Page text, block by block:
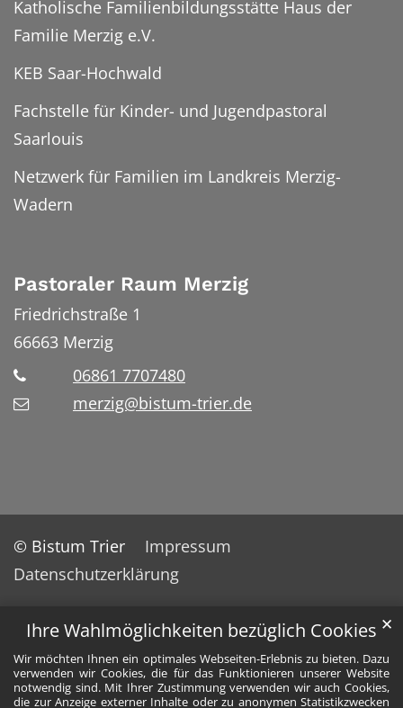
Ihre Wahlmöglichkeiten bezüglich Cookies
Wir möchten Ihnen ein optimales Webseiten-Erlebnis zu bieten. Dazu
verwenden wir Cookies, die für das Funktionieren unserer Website
notwendig sind. Mit Ihrer Zustimmung verwenden wir auch Cookies,
die zur Anzeige externer Inhalte oder zu anonymen Statistikzwecken
✕
Katholische Familienbildungsstätte Haus der
Familie Merzig e.V.
KEB Saar-Hochwald
Fachstelle für Kinder- und Jugendpastoral
Saarlouis
Netzwerk für Familien im Landkreis Merzig-
Wadern
Pastoraler Raum Merzig
Friedrichstraße 1
66663 Merzig
06861 7707480
merzig@bistum-trier.de
© Bistum Trier
Impressum
Datenschutzerklärung